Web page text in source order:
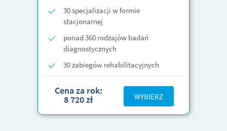
30 specjalizacji w formie
stacjonarnej
ponad 360 rodzajów badań
diagnostycznych
30 zabiegów rehabilitacyjnych
Cena za rok:
8 720 zł WYBIERZ